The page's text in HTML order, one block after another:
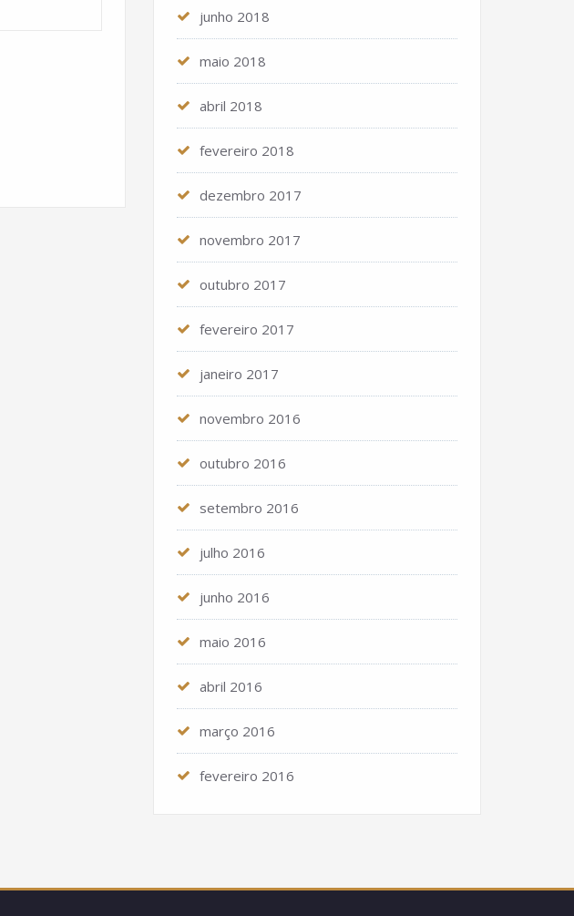
junho 2018
maio 2018
abril 2018
fevereiro 2018
dezembro 2017
novembro 2017
outubro 2017
fevereiro 2017
janeiro 2017
novembro 2016
outubro 2016
setembro 2016
julho 2016
junho 2016
maio 2016
abril 2016
março 2016
fevereiro 2016